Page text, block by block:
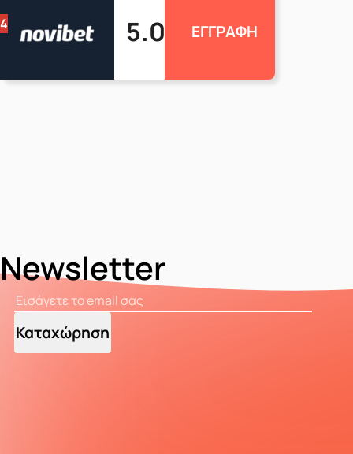
4 5.0 ΕΓΓΡΑΦΗ
Newsletter
Καταχώρηση